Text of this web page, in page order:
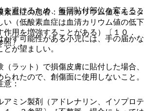
避けるため、毎回貼付部位を変えるこ
す可能性がある小児には、手の届かな
が望ましい。
ラット）で損傷皮膚に貼付した場合、
られたので、創傷面に使用しないこと。
血症の患者：血清カリウム値をモニタ
い（低酸素血症は血清カリウム値の低下
作用を増強することがある）〔１０．
照〕。
：
ミン製剤（アドレナリン、イソプロテ